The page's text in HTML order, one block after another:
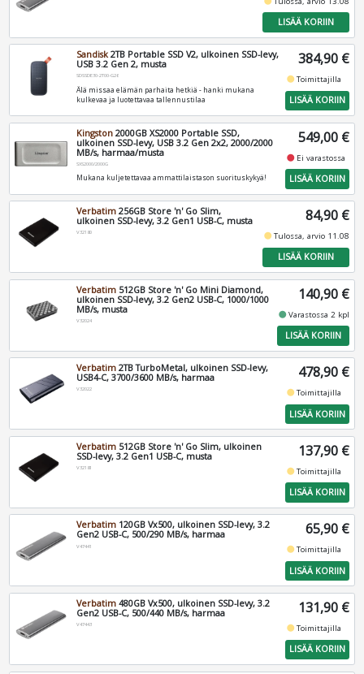
LISÄÄ KORIIN
Sandisk2TB Portable SSD V2, ulkoinen SSD-levy,
USB 3.2 Gen 2, musta
SDSSDE30-2T00-G26
Älä missaa elämän parhaita hetkiä - hanki mukana
kulkevaa ja luotettavaa tallennustilaa
384,90 €
fiber_manual_recordToimittajilla
LISÄÄ KORIIN
Kingston 2000GB XS2000 Portable SSD,
ulkoinen SSD-levy, USB 3.2 Gen 2x2, 2000/2000
MB/s, harmaa/musta
SXS2000/2000G
Mukana kuljetettavaa ammattilaistason suorituskykyä!
549,00 €
fiber_manual_record Ei varastossa
LISÄÄ KORIIN
Verbatim 256GB Store 'n' Go Slim,
ulkoinen SSD-levy, 3.2 Gen1 USB-C, musta
V32180
84,90 €
fiber_manual_recordTulossa, arvio 11.08
LISÄÄ KORIIN
Verbatim 512GB Store 'n' Go Mini Diamond,
ulkoinen SSD-levy, 3.2 Gen2 USB-C, 1000/1000
MB/s, musta
V32024
140,90 €
fiber_manual_recordVarastossa 2 kpl
LISÄÄ KORIIN
Verbatim 2TB TurboMetal, ulkoinen SSD-levy,
USB4-C, 3700/3600 MB/s, harmaa
V32022
478,90 €
fiber_manual_recordToimittajilla
LISÄÄ KORIIN
Verbatim 512GB Store 'n' Go Slim, ulkoinen
SSD-levy, 3.2 Gen1 USB-C, musta
V32181
137,90 €
fiber_manual_recordToimittajilla
LISÄÄ KORIIN
Verbatim 120GB Vx500, ulkoinen SSD-levy, 3.2
Gen2 USB-C, 500/290 MB/s, harmaa
V47441
65,90 €
fiber_manual_recordToimittajilla
LISÄÄ KORIIN
Verbatim 480GB Vx500, ulkoinen SSD-levy, 3.2
Gen2 USB-C, 500/440 MB/s, harmaa
V47443
131,90 €
fiber_manual_recordToimittajilla
LISÄÄ KORIIN